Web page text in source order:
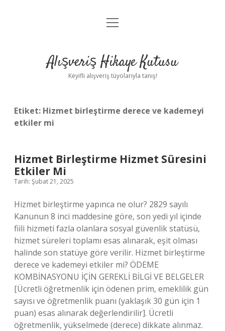
Anasayfa
Yasal Uyarı
menüyü
Alışveriş Hikaye Kutusu
Keyifli alışveriş tüyolarıyla tanış!
Etiket: Hizmet birleştirme derece ve kademeyi
etkiler mi
Hizmet Birleştirme Hizmet Süresini
Etkiler Mi
Tarih: Şubat 21, 2025
Hizmet birleştirme yapınca ne olur? 2829 sayılı
Kanunun 8 inci maddesine göre, son yedi yıl içinde
fiili hizmeti fazla olanlara sosyal güvenlik statüsü,
hizmet süreleri toplamı esas alınarak, eşit olması
halinde son statüye göre verilir. Hizmet birleştirme
derece ve kademeyi etkiler mi? ÖDEME
KOMBİNASYONU İÇİN GEREKLİ BİLGİ VE BELGELER
[Ücretli öğretmenlik için ödenen prim, emeklilik gün
sayısı ve öğretmenlik puanı (yaklaşık 30 gün için 1
puan) esas alınarak değerlendirilir]. Ücretli
öğretmenlik, yükselmede (derece) dikkate alınmaz.